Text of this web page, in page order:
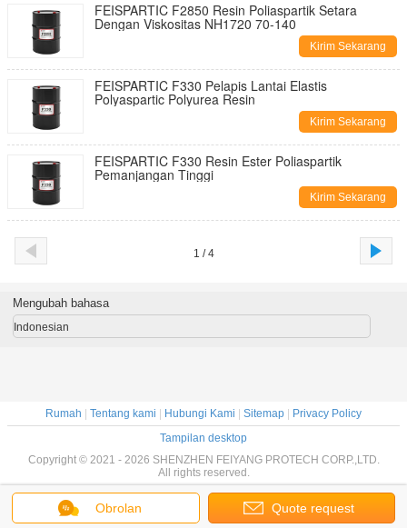
FEISPARTIC F2850 Resin Poliaspartik Setara
Dengan Viskositas NH1720 70-140
Kirim Sekarang
FEISPARTIC F330 Pelapis Lantai Elastis
Polyaspartic Polyurea Resin
Kirim Sekarang
FEISPARTIC F330 Resin Ester Poliaspartik
Pemanjangan Tinggi
Kirim Sekarang
1 / 4
Obrolan Quote request
Mengubah bahasa
Indonesian
Rumah Tentang kami Hubungi Kami Sitemap
Privacy Policy
Tampilan desktop
Copyright © 2021 - 2026 SHENZHEN FEIYANG PROTECH CORP.,LTD.
All rights reserved.